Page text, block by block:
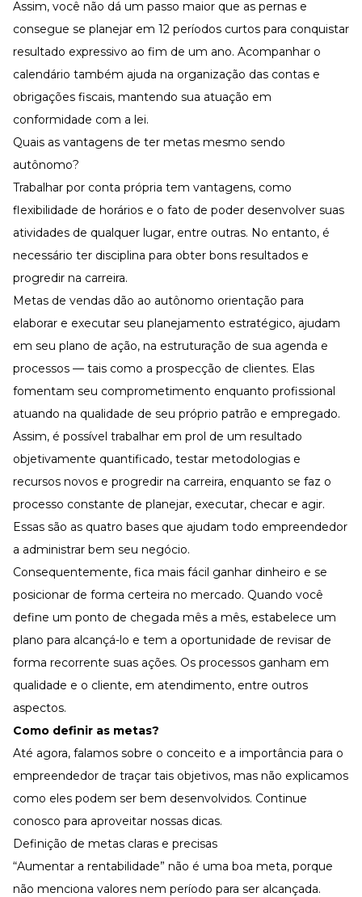
Assim, você não dá um passo maior que as pernas e
consegue se planejar em 12 períodos curtos para conquistar
resultado expressivo ao fim de um ano. Acompanhar o
calendário também ajuda na organização das contas e
obrigações fiscais, mantendo sua atuação em
conformidade com a lei.
Quais as vantagens de ter metas mesmo sendo
autônomo?
Trabalhar por conta própria tem vantagens, como
flexibilidade de horários e o fato de poder desenvolver suas
atividades de qualquer lugar, entre outras. No entanto, é
necessário ter disciplina para obter bons resultados e
progredir na carreira.
Metas de vendas dão ao autônomo orientação para
elaborar e executar seu planejamento estratégico, ajudam
em seu plano de ação, na estruturação de sua agenda e
processos — tais como a prospecção de clientes. Elas
fomentam seu comprometimento enquanto profissional
atuando na qualidade de seu próprio patrão e empregado.
Assim, é possível trabalhar em prol de um resultado
objetivamente quantificado, testar metodologias e
recursos novos e progredir na carreira, enquanto se faz o
processo constante de planejar, executar, checar e agir.
Essas são as quatro bases que ajudam todo empreendedor
a administrar bem seu negócio.
Consequentemente, fica mais fácil ganhar dinheiro e se
posicionar de forma certeira no mercado. Quando você
define um ponto de chegada mês a mês, estabelece um
plano para alcançá-lo e tem a oportunidade de revisar de
forma recorrente suas ações. Os processos ganham em
qualidade e o cliente, em atendimento, entre outros
aspectos.
Como definir as metas?
Até agora, falamos sobre o conceito e a importância para o
empreendedor de traçar tais objetivos, mas não explicamos
como eles podem ser bem desenvolvidos. Continue
conosco para aproveitar nossas dicas.
Definição de metas claras e precisas
“Aumentar a rentabilidade” não é uma boa meta, porque
não menciona valores nem período para ser alcançada.